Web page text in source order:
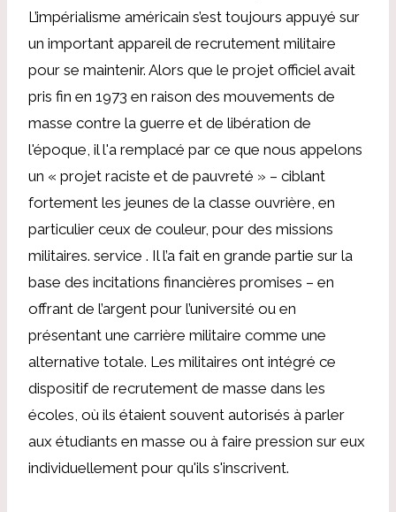
L’impérialisme américain s’est toujours appuyé sur
un important appareil de recrutement militaire
pour se maintenir. Alors que le projet officiel avait
pris fin en 1973 en raison des mouvements de
masse contre la guerre et de libération de
l'époque, il l'a remplacé par ce que nous appelons
un « projet raciste et de pauvreté » – ciblant
fortement les jeunes de la classe ouvrière, en
particulier ceux de couleur, pour des missions
militaires. service . Il l’a fait en grande partie sur la
base des incitations financières promises – en
offrant de l’argent pour l’université ou en
présentant une carrière militaire comme une
alternative totale. Les militaires ont intégré ce
dispositif de recrutement de masse dans les
écoles, où ils étaient souvent autorisés à parler
aux étudiants en masse ou à faire pression sur eux
individuellement pour qu'ils s'inscrivent.